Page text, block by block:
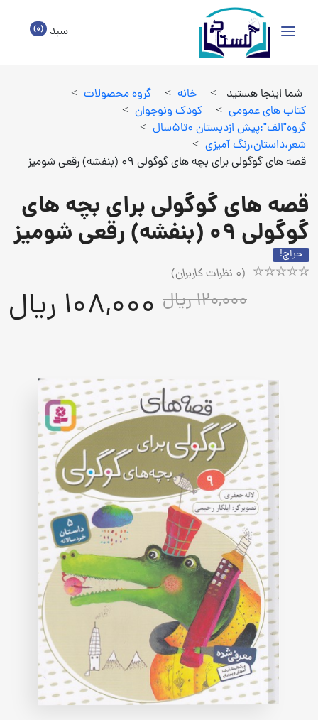
سبد (0)
شما اینجا هستید > خانه > گروه محصولات >
كتاب هاي عمومي > كودك ونوجوان >
گروه"الف":پيش ازدبستان 0تا5سال
>
شعر،داستان،رنگ آميزي >
قصه های گوگولی برای بچه های گوگولی 09 (بنفشه) رقعی شومیز
قصه های گوگولی برای بچه های
گوگولی 09 (بنفشه) رقعی شومیز
حراج!
(
0 نظرات کاربران)
120,000 ریال 108,000 ریال